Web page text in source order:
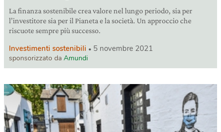
La finanza sostenibile crea valore nel lungo periodo, sia per
l’investitore sia per il Pianeta e la società. Un approccio che
riscuote sempre più successo.
Investimenti sostenibili 5 novembre 2021
sponsorizzato da Amundi